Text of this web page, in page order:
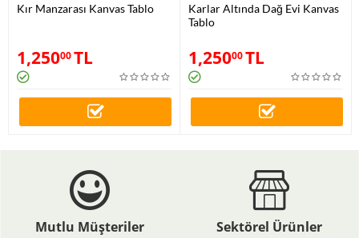
Kır Manzarası Kanvas Tablo
1,25000TL
Karlar Altında Dağ Evi Kanvas
Tablo
1,25000TL
Mutlu Müşteriler Sektörel Ürünler